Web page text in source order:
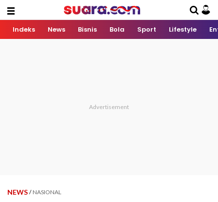
Indeks News Bisnis Bola Sport Lifestyle
NEWS / NASIONAL